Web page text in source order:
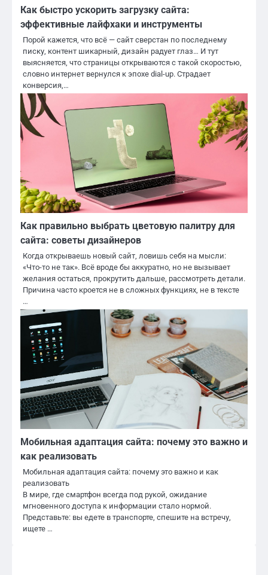
Как быстро ускорить загрузку сайта:
эффективные лайфхаки и инструменты
Порой кажется, что всё — сайт сверстан по последнему
писку, контент шикарный, дизайн радует глаз… И тут
выясняется, что страницы открываются с такой скоростью,
словно интернет вернулся к эпохе dial-up. Страдает
конверсия,…
Как правильно выбрать цветовую палитру для
сайта: советы дизайнеров
Когда открываешь новый сайт, ловишь себя на мысли:
«Что-то не так». Всё вроде бы аккуратно, но не вызывает
желания остаться, прокрутить дальше, рассмотреть детали.
Причина часто кроется не в сложных функциях, не в тексте
…
Мобильная адаптация сайта: почему это важно и
как реализовать
Мобильная адаптация сайта: почему это важно и как
реализовать
В мире, где смартфон всегда под рукой, ожидание
мгновенного доступа к информации стало нормой.
Представьте: вы едете в транспорте, спешите на встречу,
ищете …